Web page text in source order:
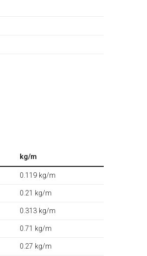
kg/m
0.119 kg/m
0.21 kg/m
0.313 kg/m
0.71 kg/m
0.27 kg/m